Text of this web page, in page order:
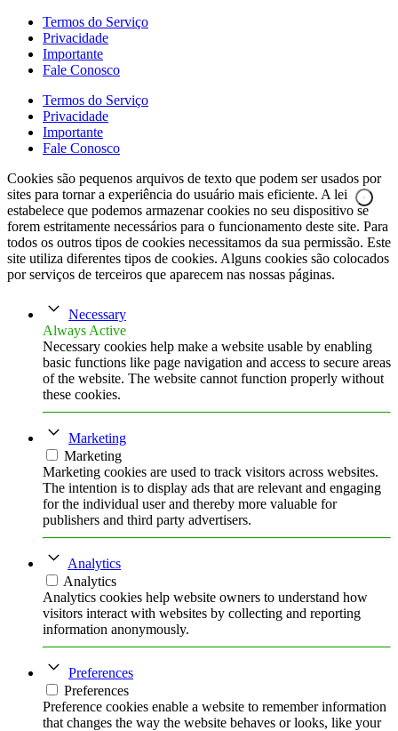
Termos do Serviço
Privacidade
Importante
Fale Conosco
Termos do Serviço
Privacidade
Importante
Fale Conosco
Cookies são pequenos arquivos de texto que podem ser usados por
sites para tornar a experiência do usuário mais eficiente. A lei
estabelece que podemos armazenar cookies no seu dispositivo se
forem estritamente necessários para o funcionamento deste site. Para
todos os outros tipos de cookies necessitamos da sua permissão. Este
site utiliza diferentes tipos de cookies. Alguns cookies são colocados
por serviços de terceiros que aparecem nas nossas páginas.
Necessary
Always Active
Necessary cookies help make a website usable by enabling
basic functions like page navigation and access to secure areas
of the website. The website cannot function properly without
these cookies.
Marketing
Marketing
Marketing cookies are used to track visitors across websites.
The intention is to display ads that are relevant and engaging
for the individual user and thereby more valuable for
publishers and third party advertisers.
Analytics
Analytics
Analytics cookies help website owners to understand how
visitors interact with websites by collecting and reporting
information anonymously.
Preferences
Preferences
Preference cookies enable a website to remember information
that changes the way the website behaves or looks, like your